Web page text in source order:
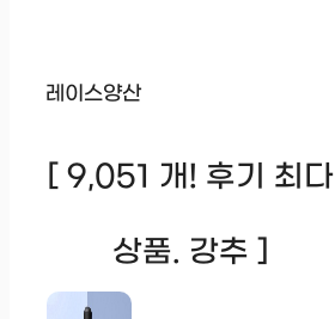
레이스양산
[ 9,051 개! 후기 최다
상품. 강추 ]